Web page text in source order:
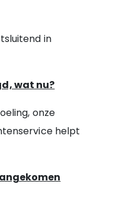
in
wat nu?
onze
helpt